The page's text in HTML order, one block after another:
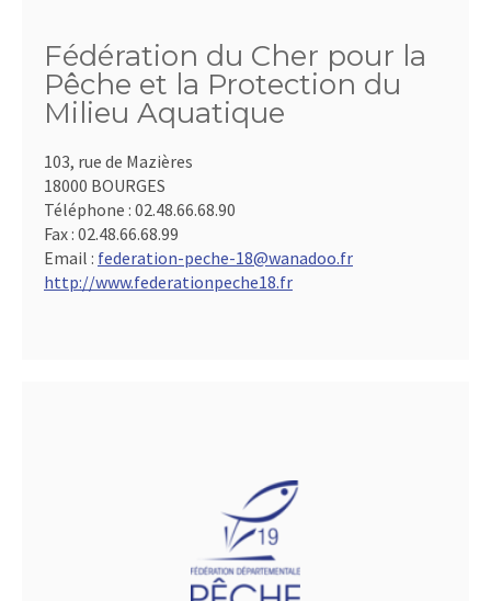
Fédération du Cher pour la
Pêche et la Protection du
Milieu Aquatique
103, rue de Mazières
18000 BOURGES
Téléphone : 02.48.66.68.90
Fax : 02.48.66.68.99
Email : federation-peche-18@wanadoo.fr
http://www.federationpeche18.fr